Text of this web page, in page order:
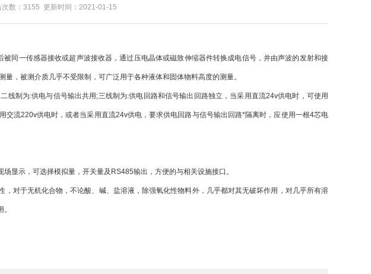
次数：3155 更新时间：2021-01-15
一传感器接收或超声波接收器，通过压电晶体或磁致伸缩器件转换成电信号，并由声波的发射和接
，被测介质几乎不受限制，可广泛用于各种液体和固体物料高度的测量。
线制为:供电与信号输出共用;三线制为:供电回路和信号输出回路独立，当采用直流24v供电时，可使用
交流220v供电时，或者当采用直流24v供电，要求供电回路与信号输出回路*隔离时，应使用一根4芯电
示，可选择模拟量，开关量及RS485输出，方便的与相关设施接口。
对于无机化合物，不论酸、碱、盐溶液，除强氧化性物料外，几乎都对其无破坏作用，对几乎所有溶